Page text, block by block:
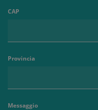
CAP
Provincia
Messaggio